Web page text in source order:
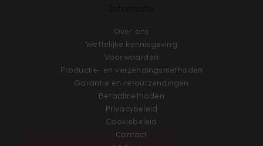
Over ons
Wettelijke kennisgeving
Voorwaarden
Productie- en verzendingsmethoden
Garantie en retourzendingen
Betaalmethoden
Privacybeleid
Cookiebeleid
Contact